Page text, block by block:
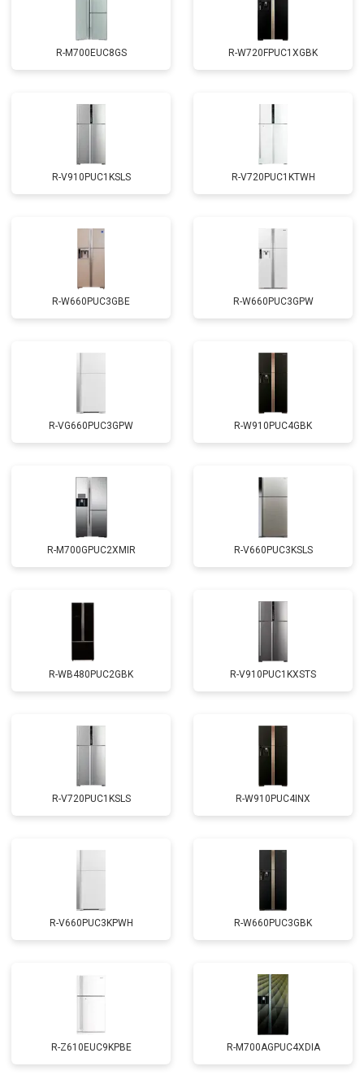
R-M700EUC8GS R-W720FPUC1XGBK
R-V910PUC1KSLS R-V720PUC1KTWH
R-W660PUC3GBE R-W660PUC3GPW
R-VG660PUC3GPW R-W910PUC4GBK
R-M700GPUC2XMIR R-V660PUC3KSLS
R-WB480PUC2GBK R-V910PUC1KXSTS
R-V720PUC1KSLS R-W910PUC4INX
R-V660PUC3KPWH R-W660PUC3GBK
R-Z610EUC9KPBE R-M700AGPUC4XDIA